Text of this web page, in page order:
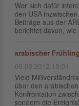
Wer sich dafür
den USA
Beiträge aus der
berichtet davon, wie
arabischer Frühling
06.03.2012 15:01
Viele
über den
Konfrontation
sondern die